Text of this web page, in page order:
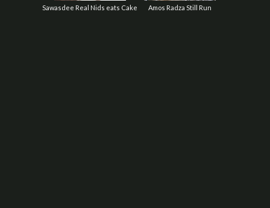
Amos Radza Still Run
Sawasdee Real Nids eats Cake